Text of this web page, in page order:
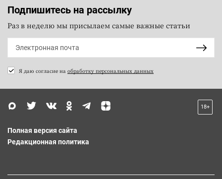
Подпишитесь на рассылку
Раз в неделю мы присылаем самые важные статьи
Я даю согласие на обработку персональных данных
18+
Полная версия сайта
Редакционная политика